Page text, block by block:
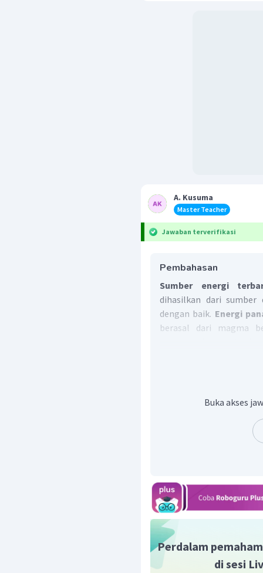
A. Kusuma
Master Teacher
Jawaban terverifikasi
Pembahasan
Sumber energi
dihasilkan dari sumber
dengan baik. Energi
berasal dari magma
merupakan
alam dan juga
perikanan,
Buka akses
Perdalam
di sesi